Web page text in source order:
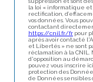
la loi « informatique et
rectification,
vos données. Vous
contactant
https://cnil.fr/fr pour
après avoir contacté
et Libertés » ne sont
réclamation à la CNIL.
d'opposition au
pouvez vous inscrire
protection des
de Données sensibles